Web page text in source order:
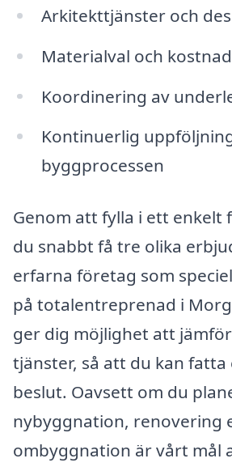
Arkitekttjänster och
Materialval och
Koordinering av
Kontinuerlig
byggprocessen
Genom att fylla i ett enkelt
du snabbt få tre olika
erfarna företag som
på totalentreprenad i
ger dig möjlighet att
tjänster, så att du kan
beslut. Oavsett om du
nybyggnation, renovering
ombyggnation är vårt mål